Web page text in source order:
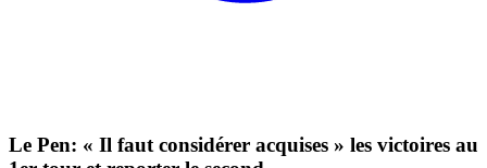
Le Pen: « Il faut considérer acquises » les victoires au